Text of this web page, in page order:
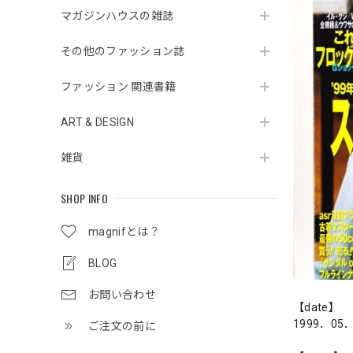
マガジンハウスの雑誌
その他のファッション誌
ファッション 関連書籍
ART & DESIGN
雑貨
SHOP INFO
magnifとは？
BLOG
お問い合わせ
ご注文の前に
【date】
1999．05